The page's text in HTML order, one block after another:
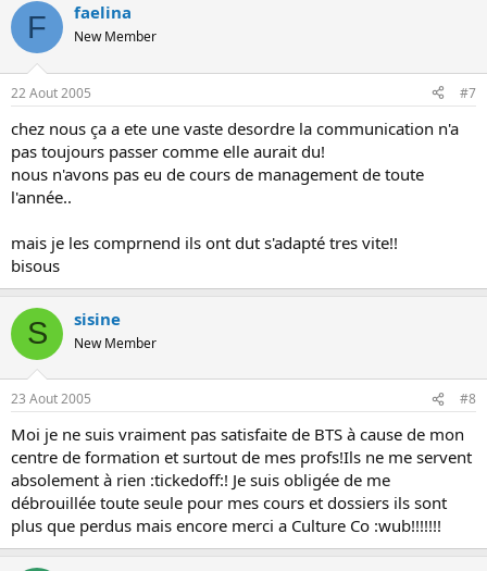
F faelina
New Member
22 Aout 2005 #7
chez nous ça a ete une vaste desordre la communication n'a
pas toujours passer comme elle aurait du!
nous n'avons pas eu de cours de management de toute
l'année..
mais je les comprnend ils ont dut s'adapté tres vite!!
bisous
S sisine
New Member
23 Aout 2005 #8
Moi je ne suis vraiment pas satisfaite de BTS à cause de mon
centre de formation et surtout de mes profs!Ils ne me servent
absolement à rien :tickedoff:! Je suis obligée de me
débrouillée toute seule pour mes cours et dossiers ils sont
plus que perdus mais encore merci a Culture Co :wub!!!!!!!